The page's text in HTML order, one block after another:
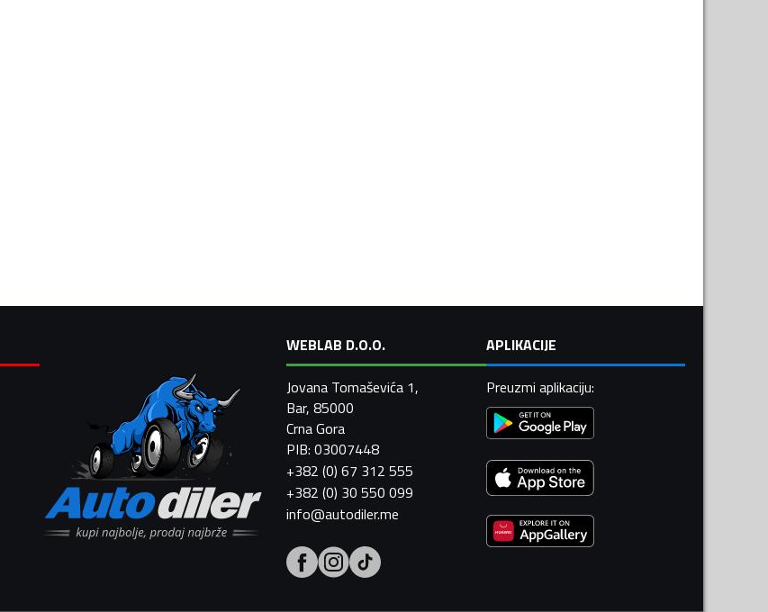
WEBLAB D.O.O.
Jovana Tomaševića 1,
Bar, 85000
Crna Gora
PIB: 03007448
+382 (0) 67 312 555
+382 (0) 30 550 099
info@autodiler.me
APLIKACIJE
Preuzmi aplikaciju: